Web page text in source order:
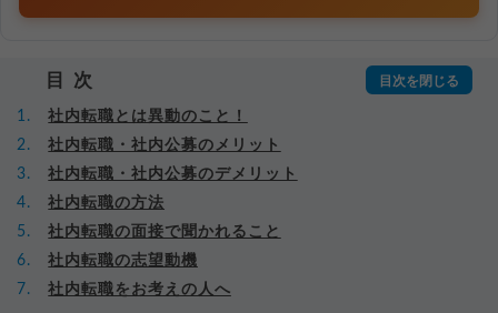
目次
社内転職とは異動のこと！
社内転職・社内公募のメリット
社内転職・社内公募のデメリット
社内転職の方法
社内転職の面接で聞かれること
社内転職の志望動機
社内転職をお考えの人へ